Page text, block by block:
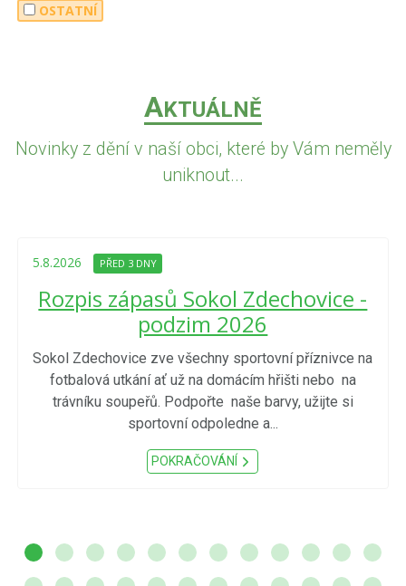
OSTATNÍ
AKTUÁLNĚ
Novinky z dění v naší obci, které by Vám neměly
uniknout...
5.8.2026 PŘED 3 DNY
Rozpis zápasů Sokol Zdechovice -
podzim 2026
Sokol Zdechovice zve všechny sportovní příznivce na
fotbalová utkání ať už na domácím hřišti nebo na
trávníku soupeřů. Podpořte naše barvy, užijte si
sportovní odpoledne a...
POKRAČOVÁNÍ